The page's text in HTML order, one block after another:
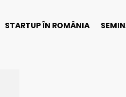
STARTUP ÎN ROMÂNIA